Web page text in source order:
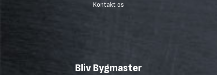
Kontakt os
Bliv Bygmaster